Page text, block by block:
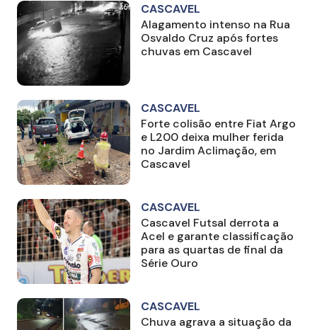
CASCAVEL
Alagamento intenso na Rua
Osvaldo Cruz após fortes
chuvas em Cascavel
CASCAVEL
Forte colisão entre Fiat Argo
e L200 deixa mulher ferida
no Jardim Aclimação, em
Cascavel
CASCAVEL
Cascavel Futsal derrota a
Acel e garante classificação
para as quartas de final da
Série Ouro
CASCAVEL
Chuva agrava a situação da